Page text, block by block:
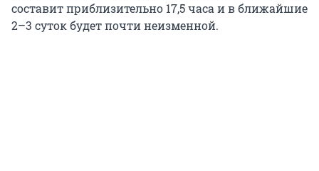
составит приблизительно 17,5 часа и в ближайшие
2–3 суток будет почти неизменной.